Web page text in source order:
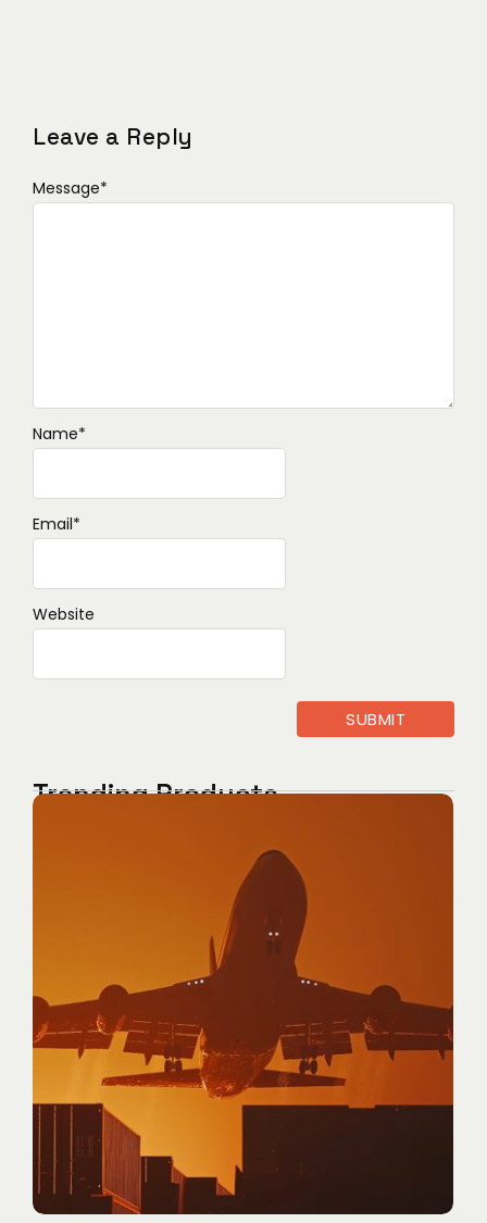
Leave a Reply
Message*
Name*
Email*
Website
Trending Products